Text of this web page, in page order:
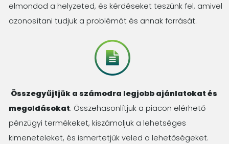
elmondod a helyzeted, és kérdéseket teszünk fel, amivel
azonosítani tudjuk a problémát és annak forrását.
Összegyűjtjük a számodra legjobb ajánlatokat és
megoldásokat. Összehasonlítjuk a piacon elérhető
pénzügyi termékeket, kiszámoljuk a lehetséges
kimeneteleket, és ismertetjük veled a lehetőségeket.